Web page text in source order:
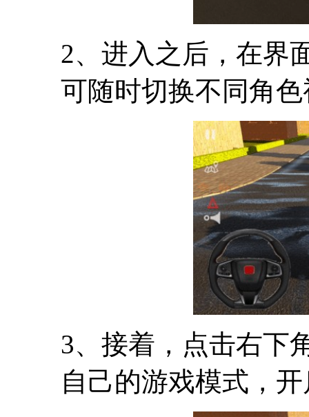
2、进入之后，在界
可随时切换不同角
3、接着，点击右下
自己的游戏模式，